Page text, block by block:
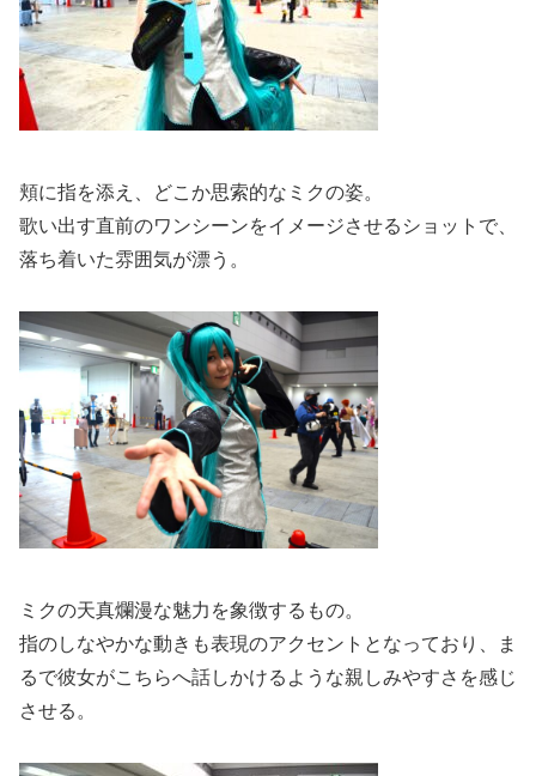
頬に指を添え、どこか思索的なミクの姿。
歌い出す直前のワンシーンをイメージさせるショットで、
落ち着いた雰囲気が漂う。
ミクの天真爛漫な魅力を象徴するもの。
指のしなやかな動きも表現のアクセントとなっており、ま
るで彼女がこちらへ話しかけるような親しみやすさを感じ
させる。